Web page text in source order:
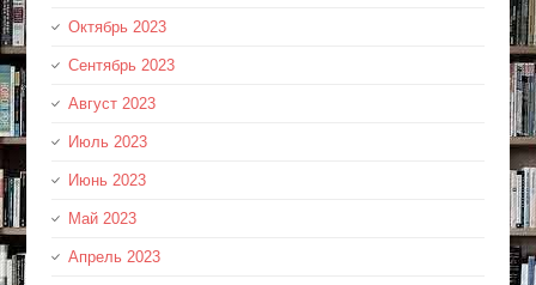
Октябрь 2023
Сентябрь 2023
Август 2023
Июль 2023
Июнь 2023
Май 2023
Апрель 2023